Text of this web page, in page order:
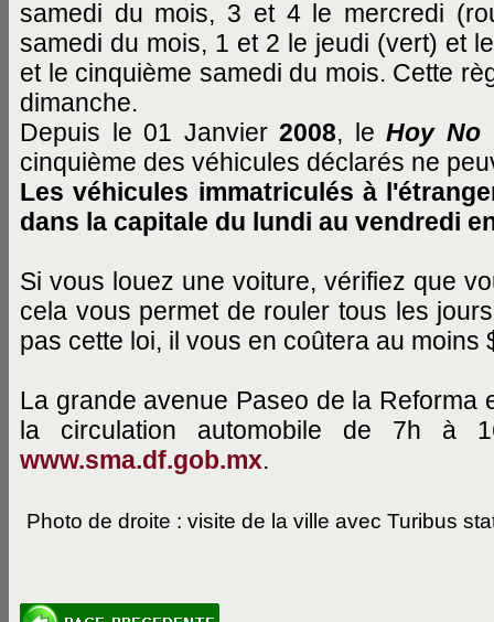
samedi du mois, 3 et 4 le mercredi
samedi du mois, 1 et 2 le jeudi (vert) et
et le cinquième samedi du mois. Cette
dimanche.
Depuis le 01 Janvier2008, leHoy No
cinquième des véhicules déclarés ne
Les véhicules immatriculés à
dans la capitale du lundi au vendredi
Si vous louez une voiture, vérifiez que
cela vous permet de rouler tous les
pas cette loi, il vous en coûtera au moins
La grande avenue Paseo de la Reforma
la circulation automobile de 7h à
www.sma.df.gob.mx.
Photo de droite : visite de la ville avec Turibus